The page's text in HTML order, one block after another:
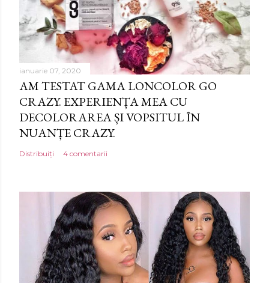
ianuarie 07, 2020
AM TESTAT GAMA LONCOLOR GO
CRAZY. EXPERIENȚA MEA CU
DECOLORAREA ȘI VOPSITUL ÎN
NUANȚE CRAZY.
Distribuiți 4 comentarii